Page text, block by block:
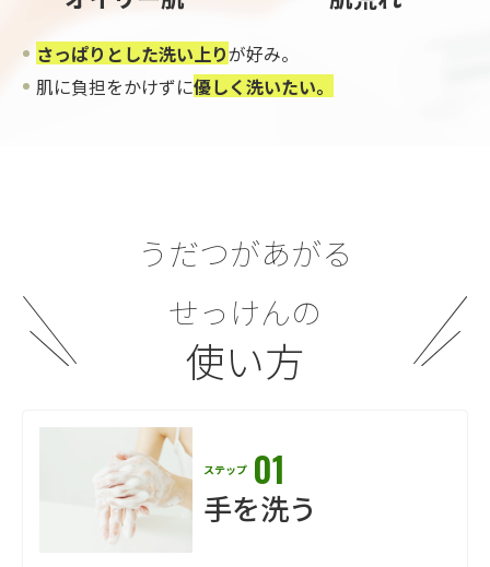
さっぱりとした洗い上りが好み。
肌に負担をかけずに優しく洗いたい。
うだつがあがる
せっけんの
使い方
ステップ 01
手を洗う